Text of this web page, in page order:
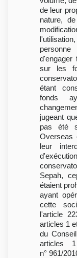
de leur
nature,
d'engager
sur les
étant
fonds
jugeant
pas été
Overseas
leur
Sepah,
étaient
ayant
cette
l'article
articles 1
du
articles
n° 961/